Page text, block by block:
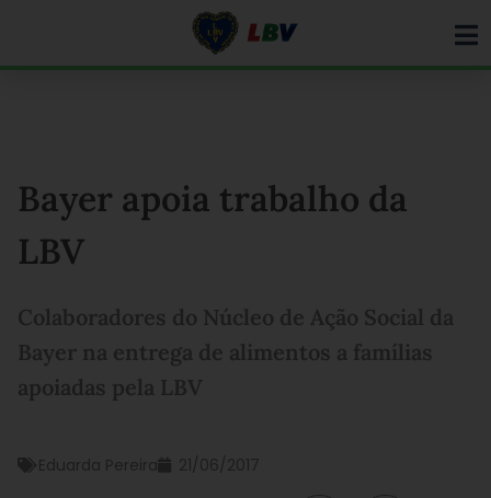
Bayer apoia trabalho da
LBV
Colaboradores do Núcleo de Ação Social da
Bayer na entrega de alimentos a famílias
apoiadas pela LBV
Eduarda Pereira 21/06/2017